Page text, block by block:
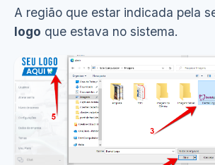
A região que estar indicada pela
logo que estava no sistema.